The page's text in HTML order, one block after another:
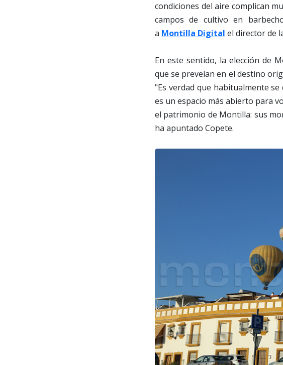
condiciones del aire complican
campos de cultivo en
a Montilla Digital el director de
En este sentido, la elección de
que se preveían en el destino
"Es verdad que habitualmente
es un espacio más abierto para
el patrimonio de Montilla: sus
ha apuntado Copete.